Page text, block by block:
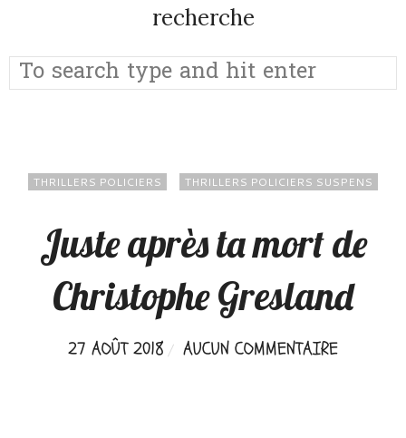
recherche
THRILLERS POLICIERS THRILLERS POLICIERS SUSPENS
Juste après ta mort de
Christophe Gresland
27 AOÛT 2018 AUCUN COMMENTAIRE